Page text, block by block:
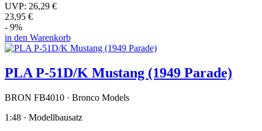
UVP: 26,29 €
23,95 €
- 9%
in den Warenkorb
PLA P-51D/K Mustang (1949 Parade)
BRON FB4010 · Bronco Models
1:48 · Modellbausatz